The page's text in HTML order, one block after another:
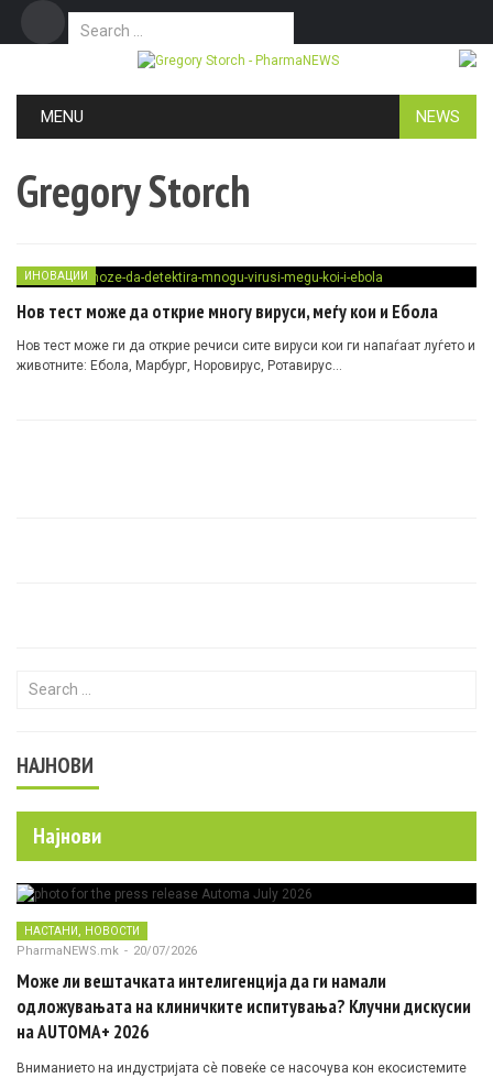
Search for:
MENU NEWS
Gregory Storch
ИНОВАЦИИ
Нов тест може да открие многу вируси, меѓу кои и Ебола
Нов тест може ги да открие речиси сите вируси кои ги напаѓаат луѓето и
животните: Ебола, Марбург, Норовирус, Ротавирус…
Search for:
НАЈНОВИ
Најнови
НАСТАНИ НОВОСТИ
PharmaNEWS.mk - 20/07/2026
Може ли вештачката интелигенција да ги намали
одложувањата на клиничките испитувања? Клучни дискусии
на AUTOMA+ 2026
Вниманието на индустријата сè повеќе се насочува кон екосистемите